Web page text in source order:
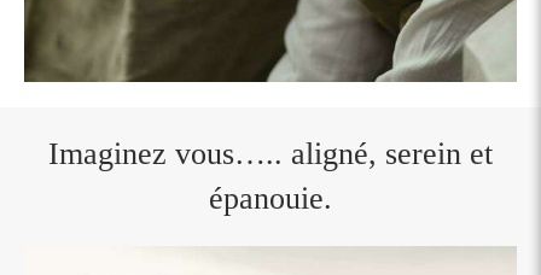
Imaginez vous….. aligné, serein et
épanouie.